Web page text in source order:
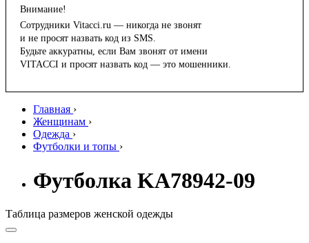
Внимание!
Сотрудники Vitacci.ru — никогда не звонят
и не просят назвать код из SMS.
Будьте аккуратны, если Вам звонят от имени
VITACCI и просят назвать код — это мошенники.
Главная ›
Женщинам ›
Одежда ›
Футболки и топы ›
Футболка KA78942-09
Таблица размеров женской одежды